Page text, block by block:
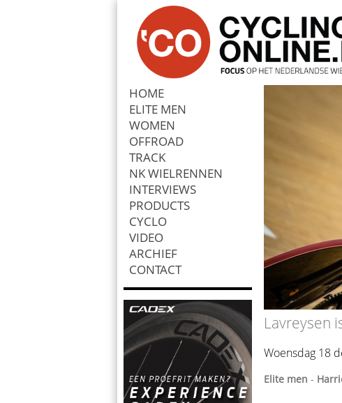
HOME
ELITE MEN
WOMEN
OFFROAD
TRACK
NK WIELRENNEN
INTERVIEWS
PRODUCTS
CYCLO
VIDEO
ARCHIEF
CONTACT
Zoek
Lavreysen
Woensdag 18
Elite men -